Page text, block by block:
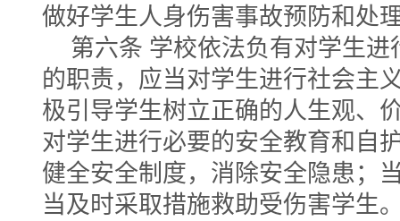
做好学生人身伤害事故预防和处
第六条 学校依法负有对学生
的职责，应当对学生进行社会主
极引导学生树立正确的人生观、
对学生进行必要的安全教育和自
健全安全制度，消除安全隐患；
当及时采取措施救助受伤害学生